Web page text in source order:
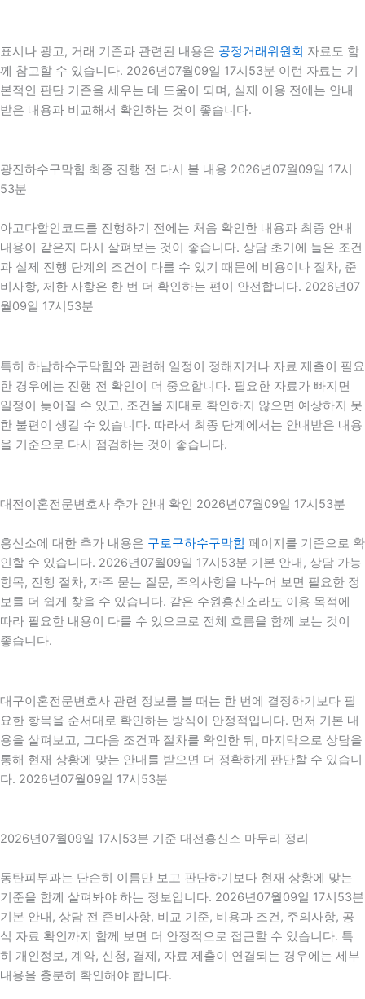
표시나 광고, 거래 기준과 관련된 내용은 공정거래위원회 자료도 함
께 참고할 수 있습니다. 2026년07월09일 17시53분 이런 자료는 기
본적인 판단 기준을 세우는 데 도움이 되며, 실제 이용 전에는 안내
받은 내용과 비교해서 확인하는 것이 좋습니다.
광진하수구막힘 최종 진행 전 다시 볼 내용 2026년07월09일 17시
53분
아고다할인코드를 진행하기 전에는 처음 확인한 내용과 최종 안내
내용이 같은지 다시 살펴보는 것이 좋습니다. 상담 초기에 들은 조건
과 실제 진행 단계의 조건이 다를 수 있기 때문에 비용이나 절차, 준
비사항, 제한 사항은 한 번 더 확인하는 편이 안전합니다. 2026년07
월09일 17시53분
특히 하남하수구막힘와 관련해 일정이 정해지거나 자료 제출이 필요
한 경우에는 진행 전 확인이 더 중요합니다. 필요한 자료가 빠지면
일정이 늦어질 수 있고, 조건을 제대로 확인하지 않으면 예상하지 못
한 불편이 생길 수 있습니다. 따라서 최종 단계에서는 안내받은 내용
을 기준으로 다시 점검하는 것이 좋습니다.
대전이혼전문변호사 추가 안내 확인 2026년07월09일 17시53분
흥신소에 대한 추가 내용은 구로구하수구막힘 페이지를 기준으로 확
인할 수 있습니다. 2026년07월09일 17시53분 기본 안내, 상담 가능
항목, 진행 절차, 자주 묻는 질문, 주의사항을 나누어 보면 필요한 정
보를 더 쉽게 찾을 수 있습니다. 같은 수원흥신소라도 이용 목적에
따라 필요한 내용이 다를 수 있으므로 전체 흐름을 함께 보는 것이
좋습니다.
대구이혼전문변호사 관련 정보를 볼 때는 한 번에 결정하기보다 필
요한 항목을 순서대로 확인하는 방식이 안정적입니다. 먼저 기본 내
용을 살펴보고, 그다음 조건과 절차를 확인한 뒤, 마지막으로 상담을
통해 현재 상황에 맞는 안내를 받으면 더 정확하게 판단할 수 있습니
다. 2026년07월09일 17시53분
2026년07월09일 17시53분 기준 대전흥신소 마무리 정리
동탄피부과는 단순히 이름만 보고 판단하기보다 현재 상황에 맞는
기준을 함께 살펴봐야 하는 정보입니다. 2026년07월09일 17시53분
기본 안내, 상담 전 준비사항, 비교 기준, 비용과 조건, 주의사항, 공
식 자료 확인까지 함께 보면 더 안정적으로 접근할 수 있습니다. 특
히 개인정보, 계약, 신청, 결제, 자료 제출이 연결되는 경우에는 세부
내용을 충분히 확인해야 합니다.